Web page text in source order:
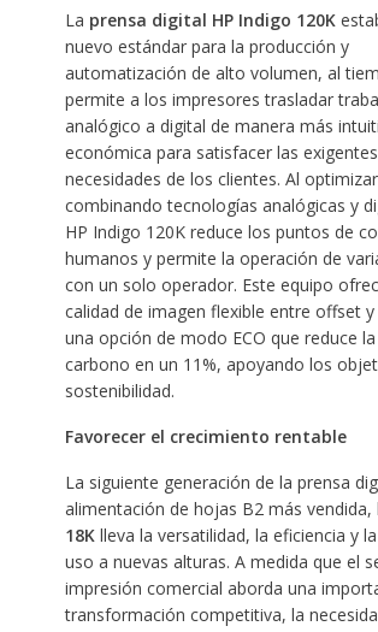
La prensa digital HP Indigo 120K
nuevo estándar para la producción y
automatización de alto volumen, al
permite a los impresores trasladar
analógico a digital de manera más
económica para satisfacer las exigentes
necesidades de los clientes. Al
combinando tecnologías analógicas y
HP Indigo 120K reduce los puntos de
humanos y permite la operación de
con un solo operador. Este equipo
calidad de imagen flexible entre offset
una opción de modo ECO que reduce
carbono en un 11%, apoyando los
sostenibilidad.
Favorecer el crecimiento rentable
La siguiente generación de la prensa
alimentación de hojas B2 más vendida,
18K lleva la versatilidad, la eficiencia y
uso a nuevas alturas. A medida que el
impresión comercial aborda una
transformación competitiva, la